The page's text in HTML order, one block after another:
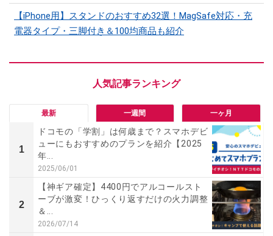
【iPhone用】スタンドのおすすめ32選！MagSafe対応・充
電器タイプ・三脚付き＆100均商品も紹介
最新 一週間 一ヶ月
1
ドコモの「学割」は何歳まで？スマホデビ
ューにもおすすめのプランを紹介【2025
年...
2025/06/01
2
【神ギア確定】4400円でアルコールスト
ーブが激変！ひっくり返すだけの火力調整
＆...
2026/07/14